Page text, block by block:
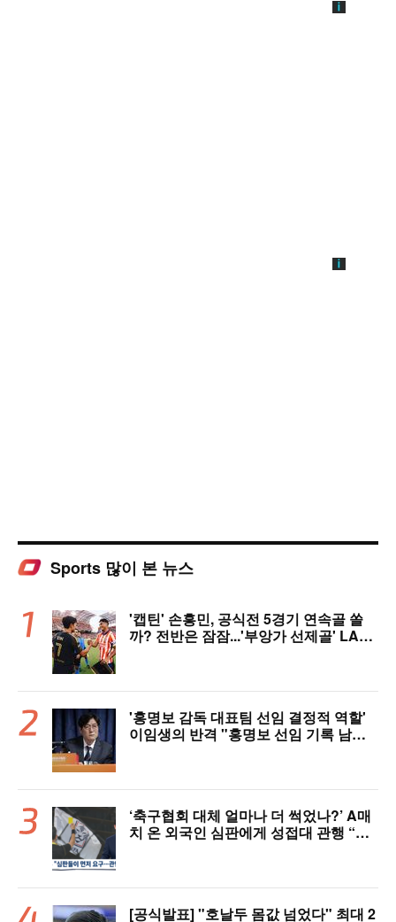
Sports 많이 본 뉴스
'캡틴' 손흥민, 공식전 5경기 연속골 쏠
까? 전반은 잠잠...'부앙가 선제골' LAF
'홍명보 감독 대표팀 선임 결정적 역할'
이임생의 반격 "홍명보 선임 기록 남아
‘축구협회 대체 얼마나 더 썩었나?’ A매
치 온 외국인 심판에게 성접대 관행 “그
[공식발표] "호날두 몸값 넘었다" 최대 2